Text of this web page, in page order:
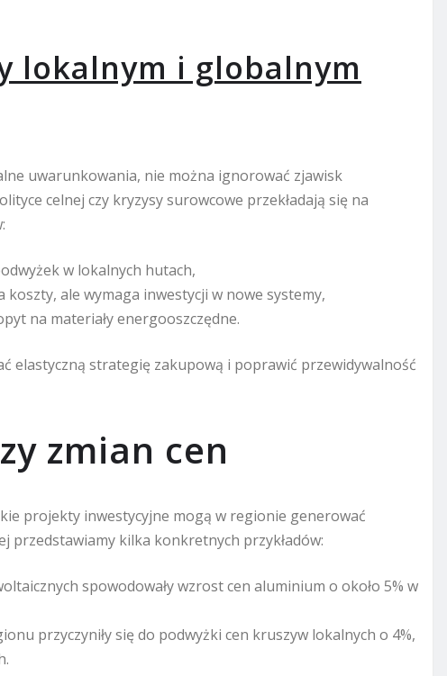
lokalnym i globalnym
uwarunkowania, nie można ignorować zjawisk
celnej czy kryzysy surowcowe przekładają się na
w lokalnych hutach,
ale wymaga inwestycji w nowe systemy,
na materiały energooszczędne.
elastyczną strategię zakupową i poprawić przewidywalność
zmian cen
projekty inwestycyjne mogą w regionie generować
przedstawiamy kilka konkretnych przykładów:
spowodowały wzrost cen aluminium o około 5% w
przyczyniły się do podwyżki cen kruszyw lokalnych o 4%,